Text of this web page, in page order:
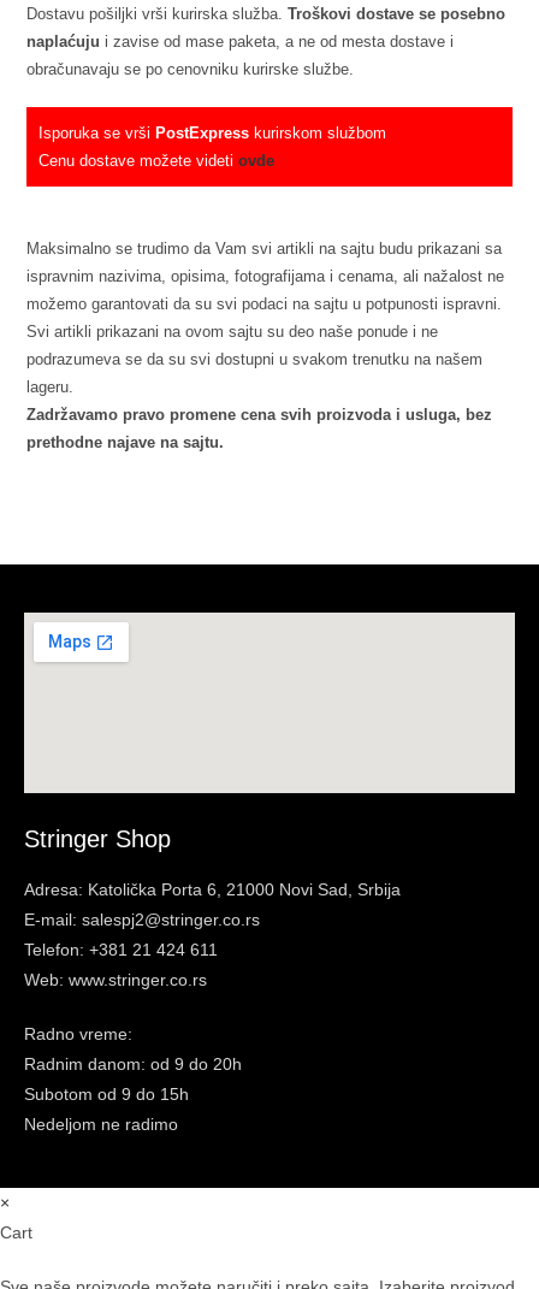
Dostavu pošiljki vrši kurirska služba.Troškovi dostave se posebno
naplaćuju i zavise od mase paketa, a ne od mesta dostave i
obračunavaju se po cenovniku kurirske službe.
Isporuka se vršiPostExpress kurirskom službom
Cenu dostave možete videtiovde
Maksimalno se trudimo da Vam svi artikli na sajtu budu prikazani sa
ispravnim nazivima, opisima, fotografijama i cenama, ali nažalost ne
možemo garantovati da su svi podaci na sajtu u potpunosti ispravni.
Svi artikli prikazani na ovom sajtu su deo naše ponude i ne
podrazumeva se da su svi dostupni u svakom trenutku na našem
lageru.
Zadržavamo pravo promene cena svih proizvoda i usluga, bez
prethodne najave na sajtu.
Stringer Shop
Adresa: Katolička Porta 6, 21000 Novi Sad, Srbija
E-mail: salespj2@stringer.co.rs
Telefon: +381 21 424 611
Web: www.stringer.co.rs
Radno vreme:
Radnim danom: od 9 do 20h
Subotom od 9 do 15h
Nedeljom ne radimo
×
Cart